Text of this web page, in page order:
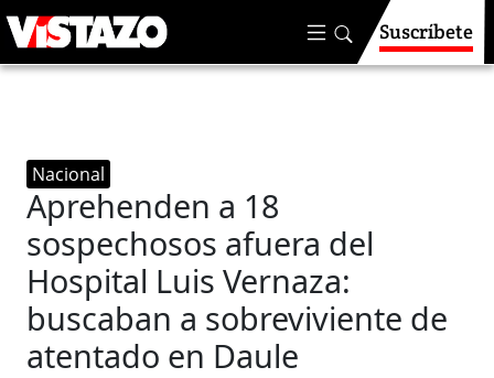
Suscríbete
Nacional
Aprehenden a 18
sospechosos afuera del
Hospital Luis Vernaza:
buscaban a sobreviviente de
atentado en Daule